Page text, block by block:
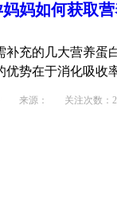
妈如何获取
补充的几大营养蛋
优势在于消化吸收
来源： 关注次数：